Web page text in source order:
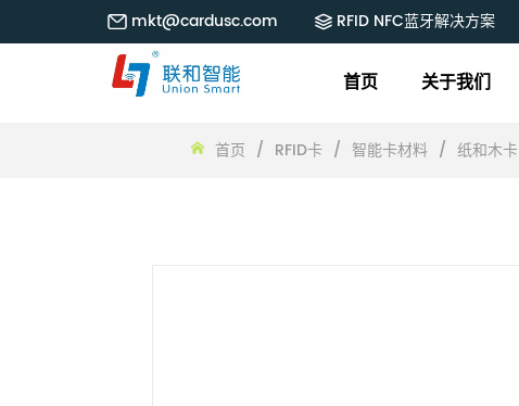
mkt@cardusc.com RFID NFC蓝牙解决方案
首页 关于我们
首页 / RFID卡 / 智能卡材料 / 纸和木卡